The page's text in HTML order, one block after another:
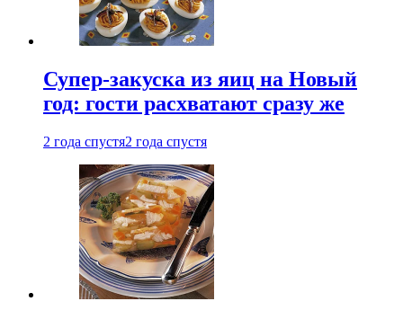
Супер-закуска из яиц на Новый
год: гости расхватают сразу же
2 года спустя2 года спустя